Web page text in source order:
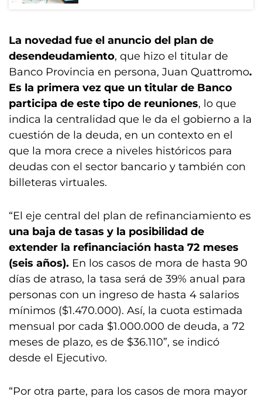
La novedad fue el anuncio del plan de
desendeudamiento, que hizo el titular de
Banco Provincia en persona, Juan Quattromo.
Es la primera vez que un titular de Banco
participa de este tipo de reuniones, lo que
indica la centralidad que le da el gobierno a la
cuestión de la deuda, en un contexto en el
que la mora crece a niveles históricos para
deudas con el sector bancario y también con
billeteras virtuales.
“El eje central del plan de refinanciamiento es
una baja de tasas y la posibilidad de
extender la refinanciación hasta 72 meses
(seis años). En los casos de mora de hasta 90
días de atraso, la tasa será de 39% anual para
personas con un ingreso de hasta 4 salarios
mínimos ($1.470.000). Así, la cuota estimada
mensual por cada $1.000.000 de deuda, a 72
meses de plazo, es de $36.110”, se indicó
desde el Ejecutivo.
“Por otra parte, para los casos de mora mayor